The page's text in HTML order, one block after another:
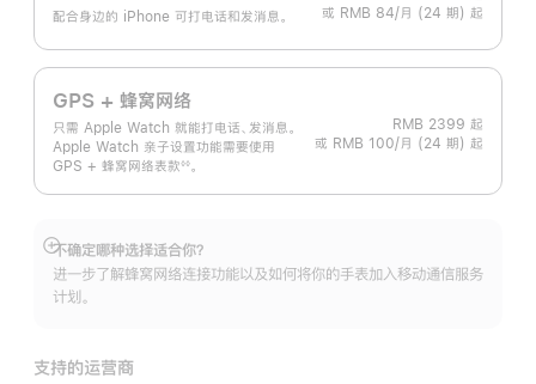
配合身边的 iPhone 可打电话和发消息。
或 RMB 84/月 (24 期) 起
GPS + 蜂窝网络
只需 Apple Watch 就能打电话、发消息。
Apple Watch 亲子设置功能需要使用
GPS + 蜂窝网络表款◊◊。
RMB 2399 起
或 RMB 100/月 (24 期) 起
不确定哪种选择适合你？
进一步了解蜂窝网络连接功能以及如何将你的手表加入移动通信服务
计划。
展
开
支持的运营商